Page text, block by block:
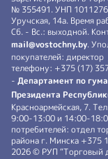
№ 355491. УНП
Уручская, 14а. Время
Сб. - Вс.: выходной.
mail@vostochny.by.
покупателей:
телефону: +375 (17)
- Департамент по
Президента
Красноармейская, 7.
9:00-13:00 и 14:00-
потребителей: отдел
района г. Минска
2026 © РУП “Торговый